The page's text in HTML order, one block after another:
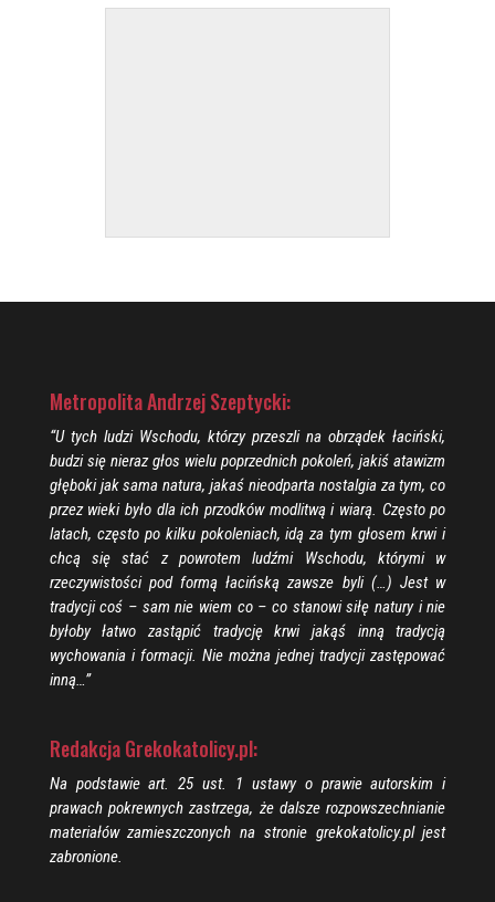
Metropolita Andrzej Szeptycki:
“U tych ludzi Wschodu, którzy przeszli na obrządek łaciński,
budzi się nieraz głos wielu poprzednich pokoleń, jakiś atawizm
głęboki jak sama natura, jakaś nieodparta nostalgia za tym, co
przez wieki było dla ich przodków modlitwą i wiarą. Często po
latach, często po kilku pokoleniach, idą za tym głosem krwi i
chcą się stać z powrotem ludźmi Wschodu, którymi w
rzeczywistości pod formą łacińską zawsze byli (…) Jest w
tradycji coś – sam nie wiem co – co stanowi siłę natury i nie
byłoby łatwo zastąpić tradycję krwi jakąś inną tradycją
wychowania i formacji. Nie można jednej tradycji zastępować
inną…”
Redakcja Grekokatolicy.pl:
Na podstawie art. 25 ust. 1 ustawy o prawie autorskim i
prawach pokrewnych zastrzega, że dalsze rozpowszechnianie
materiałów zamieszczonych na stronie grekokatolicy.pl jest
zabronione.